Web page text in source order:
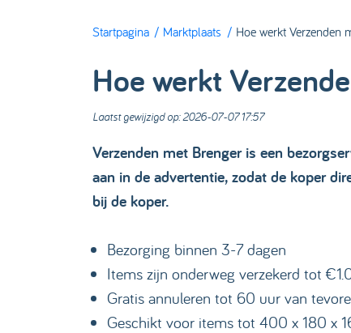
Startpagina Marktplaats Hoe werkt Verzenden
Hoe werkt
Laatst gewijzigd op: 2026-07-07 17:57
Verzenden met Brenger is een
aan in de advertentie, zodat de koper
bij de koper.
Bezorging binnen 3-7 dagen
Items zijn onderweg verzekerd tot
Gratis annuleren tot 60 uur van
Geschikt voor items tot 400 x 180 x